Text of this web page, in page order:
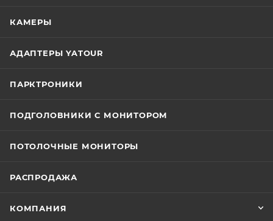
КАМЕРЫ
АДАПТЕРЫ YATOUR
ПАРКТРОНИКИ
ПОДГОЛОВНИКИ С МОНИТОРОМ
ПОТОЛОЧНЫЕ МОНИТОРЫ
РАСПРОДАЖА
КОМПАНИЯ